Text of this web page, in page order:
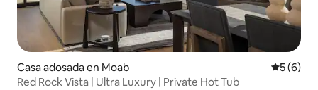
Casa adosada en Moab
5 (6)
Red Rock Vista | Ultra Luxury | Private Hot Tub